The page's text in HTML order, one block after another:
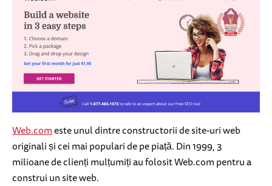
Web.comeste unul dintre constructorii de site-uri web
originali și cei mai populari de pe piață. Din 1999, 3
milioane de clienți mulțumiți au folosit Web.com pentru a
construi un site web.